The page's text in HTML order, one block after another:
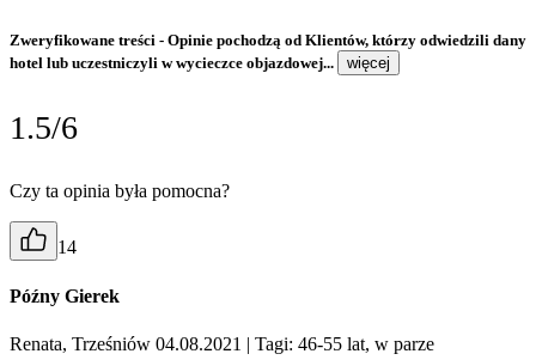
Zweryfikowane treści - Opinie pochodzą od Klientów, którzy odwiedzili dany
hotel lub uczestniczyli w wycieczce objazdowej...
więcej
1.5/6
Czy ta opinia była pomocna?
14
Późny Gierek
Renata, Trześniów 04.08.2021 | Tagi: 46-55 lat, w parze